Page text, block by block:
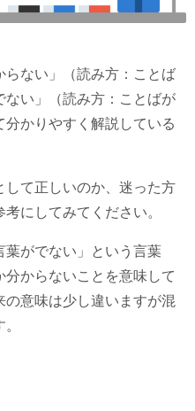
ない」（読み方：ことば
ない」（読み方：ことばが
かりやすく解説している
して正しいのか、迷った方
にしてみてください。
葉がでない」という言葉
からないことを意味して
意味は少し違いますが混